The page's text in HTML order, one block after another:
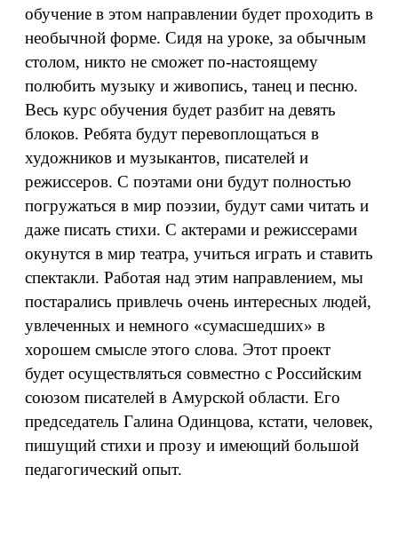
обучение в этом направлении будет проходить в
необычной форме. Сидя на уроке, за обычным
столом, никто не сможет по-настоящему
полюбить музыку и живопись, танец и песню.
Весь курс обучения будет разбит на девять
блоков. Ребята будут перевоплощаться в
художников и музыкантов, писателей и
режиссеров. С поэтами они будут полностью
погружаться в мир поэзии, будут сами читать и
даже писать стихи. С актерами и режиссерами
окунутся в мир театра, учиться играть и ставить
спектакли. Работая над этим направлением, мы
постарались привлечь очень интересных людей,
увлеченных и немного «сумасшедших» в
хорошем смысле этого слова. Этот проект
будет осуществляться совместно с Российским
союзом писателей в Амурской области. Его
председатель Галина Одинцова, кстати, человек,
пишущий стихи и прозу и имеющий большой
педагогический опыт.